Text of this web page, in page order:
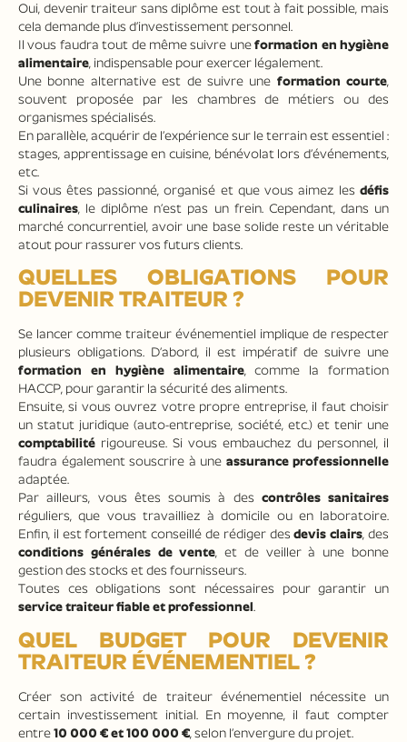
Oui, devenir traiteur sans diplôme est tout à fait possible, mais
cela demande plus d’investissement personnel.
Il vous faudra tout de même suivre uneformation en hygiène
alimentaire, indispensable pour exercer légalement.
Une bonne alternative est de suivre une formation courte,
souvent proposée par les chambres de métiers ou des
organismes spécialisés.
En parallèle, acquérir de l’expérience sur le terrain est essentiel :
stages, apprentissage en cuisine, bénévolat lors d’événements,
etc.
Si vous êtes passionné, organisé et que vous aimez les défis
culinaires, le diplôme n’est pas un frein. Cependant, dans un
marché concurrentiel, avoir une base solide reste un véritable
atout pour rassurer vos futurs clients.
QUELLES OBLIGATIONS POUR
DEVENIR TRAITEUR ?
Se lancer comme traiteur événementiel implique de respecter
plusieurs obligations. D’abord, il est impératif de suivre une
formation en hygiène alimentaire, comme la formation
HACCP, pour garantir la sécurité des aliments.
Ensuite, si vous ouvrez votre propre entreprise, il faut choisir
un statut juridique (auto-entreprise, société, etc.) et tenir une
comptabilité rigoureuse. Si vous embauchez du personnel, il
faudra également souscrire à une assurance professionnelle
adaptée.
Par ailleurs, vous êtes soumis à des contrôles sanitaires
réguliers, que vous travailliez à domicile ou en laboratoire.
Enfin, il est fortement conseillé de rédiger desdevis clairs, des
conditions générales de vente, et de veiller à une bonne
gestion des stocks et des fournisseurs.
Toutes ces obligations sont nécessaires pour garantir un
service traiteur fiable et professionnel.
QUEL BUDGET POUR DEVENIR
TRAITEUR ÉVÉNEMENTIEL ?
Créer son activité de traiteur événementiel nécessite un
certain investissement initial. En moyenne, il faut compter
entre10 000 € et 100 000 €, selon l’envergure du projet.